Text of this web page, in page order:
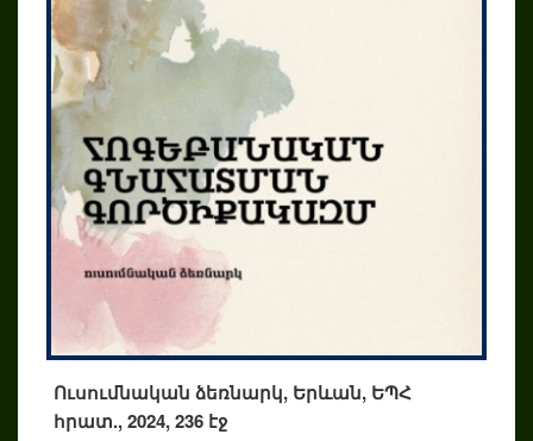
Ուսումնական ձեռնարկ, Երևան, ԵՊՀ
հրատ., 2024, 236 էջ